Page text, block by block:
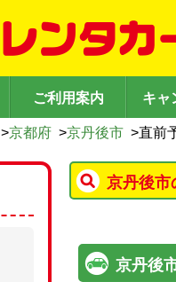
ご利用案内 キャ
>京都府 >京丹後市 >直前
京丹後市
京丹後